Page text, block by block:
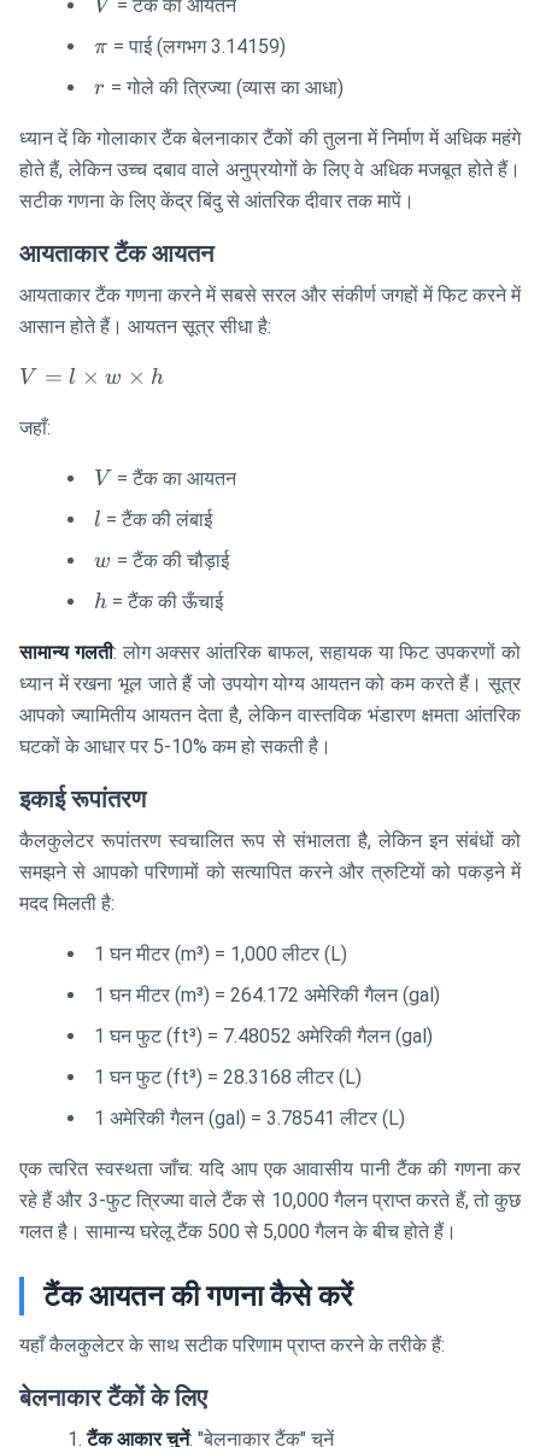
\times
V = टैंक का आयतन
\pi
π = पाई (लगभग 3.14159)
r
r = गोले की त्रिज्या (व्यास का आधा)
ध्यान दें कि गोलाकार टैंक बेलनाकार टैंकों की तुलना में निर्माण में अधिक महंगे
होते हैं, लेकिन उच्च दबाव वाले अनुप्रयोगों के लिए वे अधिक मजबूत होते हैं।
सटीक गणना के लिए केंद्र बिंदु से आंतरिक दीवार तक मापें।
आयताकार टैंक आयतन
आयताकार टैंक गणना करने में सबसे सरल और संकीर्ण जगहों में फिट करने में
आसान होते हैं। आयतन सूत्र सीधा है:
V = l
w
V = l × w × h
जहाँ:
V
V = टैंक का आयतन
l
l = टैंक की लंबाई
w
w = टैंक की चौड़ाई
h
h = टैंक की ऊँचाई
सामान्य गलती: लोग अक्सर आंतरिक बाफल, सहायक या फिट उपकरणों को
ध्यान में रखना भूल जाते हैं जो उपयोग योग्य आयतन को कम करते हैं। सूत्र
आपको ज्यामितीय आयतन देता है, लेकिन वास्तविक भंडारण क्षमता आंतरिक
घटकों के आधार पर 5-10% कम हो सकती है।
इकाई रूपांतरण
कैलकुलेटर रूपांतरण स्वचालित रूप से संभालता है, लेकिन इन संबंधों को
समझने से आपको परिणामों को सत्यापित करने और त्रुटियों को पकड़ने में
मदद मिलती है:
1 घन मीटर (m³) = 1,000 लीटर (L)
1 घन मीटर (m³) = 264.172 अमेरिकी गैलन (gal)
1 घन फुट (ft³) = 7.48052 अमेरिकी गैलन (gal)
1 घन फुट (ft³) = 28.3168 लीटर (L)
1 अमेरिकी गैलन (gal) = 3.78541 लीटर (L)
एक त्वरित स्वस्थता जाँच: यदि आप एक आवासीय पानी टैंक की गणना कर
रहे हैं और 3-फुट त्रिज्या वाले टैंक से 10,000 गैलन प्राप्त करते हैं, तो कुछ
गलत है। सामान्य घरेलू टैंक 500 से 5,000 गैलन के बीच होते हैं।
टैंक आयतन की गणना कैसे करें
यहाँ कैलकुलेटर के साथ सटीक परिणाम प्राप्त करने के तरीके हैं:
बेलनाकार टैंकों के लिए
टैंक आकार चुनें: "बेलनाकार टैंक" चुनें